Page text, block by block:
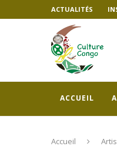
ACTUALITÉS
ACCUEIL
Accueil